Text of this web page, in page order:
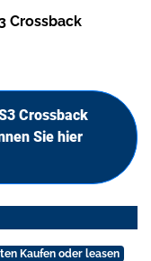
Crossback
Crossback
Sie hier
Kaufen oder leasen